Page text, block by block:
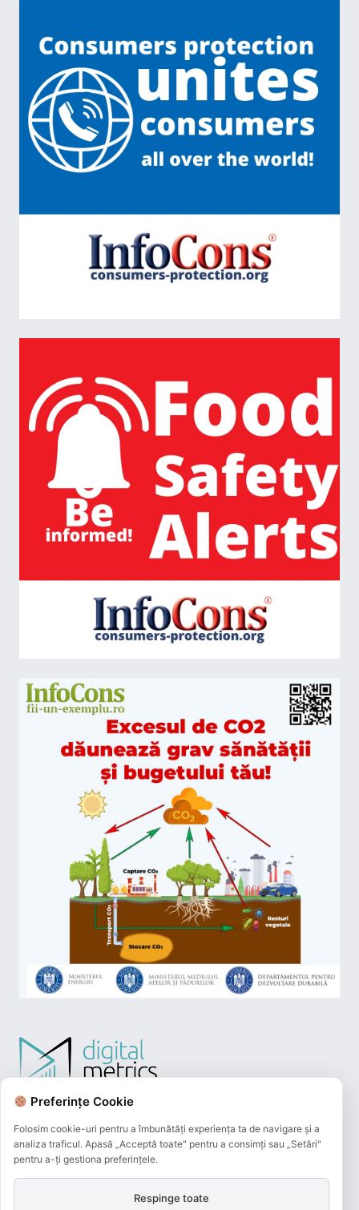
Preferințe Cookie
Folosim cookie-uri pentru a îmbunătăți experiența ta de navigare și a
analiza traficul. Apasă „Acceptă toate" pentru a consimți sau „Setări"
pentru a-ți gestiona preferințele.
Respinge toate